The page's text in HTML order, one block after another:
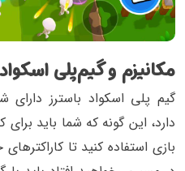
مکانیزم و گیم‌پلی
گیم پلی اسکواد باسترز دارای
دارد، این گونه که شما باید
بازی استفاده کنید تا